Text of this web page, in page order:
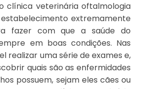
clínica veterinária oftalmologia
extremamente
fazer com que a saúde do
em boas condições. Nas
realizar uma série de exames e,
quais são as enfermidades
possuem, sejam eles cães ou